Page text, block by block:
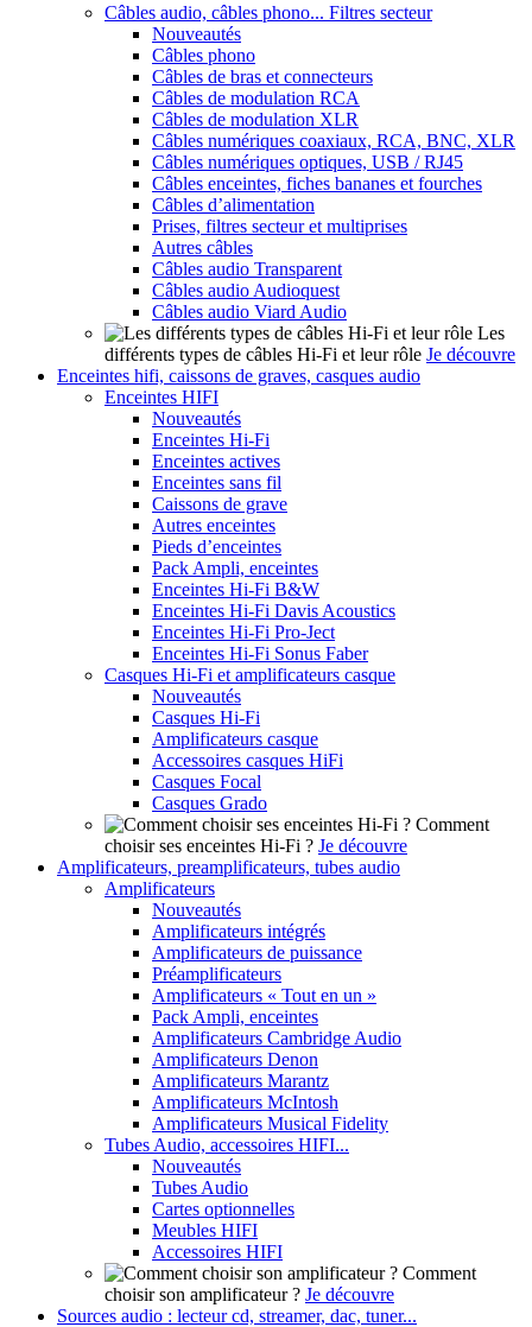
Câbles audio, câbles phono... Filtres secteur
Nouveautés
Câbles phono
Câbles de bras et connecteurs
Câbles de modulation RCA
Câbles de modulation XLR
Câbles numériques coaxiaux, RCA, BNC, XLR
Câbles numériques optiques, USB / RJ45
Câbles enceintes, fiches bananes et fourches
Câbles d’alimentation
Prises, filtres secteur et multiprises
Autres câbles
Câbles audio Transparent
Câbles audio Audioquest
Câbles audio Viard Audio
Les
différents types de câbles Hi-Fi et leur rôle Je découvre
Enceintes hifi, caissons de graves, casques audio
Enceintes HIFI
Nouveautés
Enceintes Hi-Fi
Enceintes actives
Enceintes sans fil
Caissons de grave
Autres enceintes
Pieds d’enceintes
Pack Ampli, enceintes
Enceintes Hi-Fi B&W
Enceintes Hi-Fi Davis Acoustics
Enceintes Hi-Fi Pro-Ject
Enceintes Hi-Fi Sonus Faber
Casques Hi-Fi et amplificateurs casque
Nouveautés
Casques Hi-Fi
Amplificateurs casque
Accessoires casques HiFi
Casques Focal
Casques Grado
Comment
choisir ses enceintes Hi-Fi ? Je découvre
Amplificateurs, preamplificateurs, tubes audio
Amplificateurs
Nouveautés
Amplificateurs intégrés
Amplificateurs de puissance
Préamplificateurs
Amplificateurs « Tout en un »
Pack Ampli, enceintes
Amplificateurs Cambridge Audio
Amplificateurs Denon
Amplificateurs Marantz
Amplificateurs McIntosh
Amplificateurs Musical Fidelity
Tubes Audio, accessoires HIFI...
Nouveautés
Tubes Audio
Cartes optionnelles
Meubles HIFI
Accessoires HIFI
Comment
choisir son amplificateur ? Je découvre
Sources audio : lecteur cd, streamer, dac, tuner...